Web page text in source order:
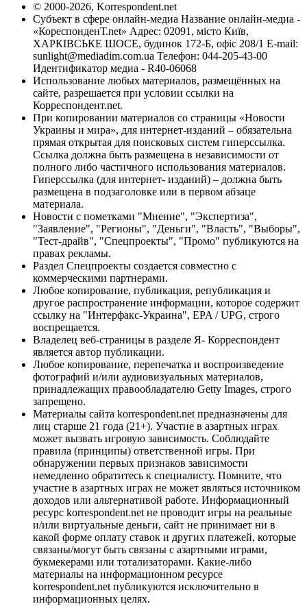
© 2000-2026, Korrespondent.net
Субъект в сфере онлайн-медиа Название онлайн-медиа -
«КореспонденТ.net» Адрес: 02091, місто Київ,
ХАРКІВСЬКЕ ШОСЕ, будинок 172-Б, офіс 208/1 E-mail:
sunlight@mediadim.com.ua Телефон: 044-205-43-00
Идентификатор медиа - R40-06068
Использование любых материалов, размещённых на
сайте, разрешается при условии ссылки на
Корреспондент.net.
При копировании материалов со страницы «Новости
Украины и мира», для интернет-изданий – обязательна
прямая открытая для поисковых систем гиперссылка.
Ссылка должна быть размещена в независимости от
полного либо частичного использования материалов.
Гиперссылка (для интернет- изданий) – должна быть
размещена в подзаголовке или в первом абзаце
материала.
Новости с пометками "Мнение", "Экспертиза",
"Заявление", "Регионы", "Деньги", "Власть", "Выборы",
"Тест-драйв", "Спецпроекты", "Промо" публикуются на
правах рекламы.
Раздел Спецпроекты создается совместно с
коммерческими партнерами.
Любое копирование, публикация, републикация и
другое распространение информации, которое содержит
ссылку на "Интерфакс-Украина", EPA / UPG, строго
воспрещается.
Владелец веб-страницы в разделе Я- Корреспондент
является автор публикации.
Любое копирование, перепечатка и воспроизведение
фотографий и/или аудиовизуальных материалов,
принадлежащих правообладателю Getty Images, строго
запрещено.
Материалы сайта korrespondent.net предназначены для
лиц старше 21 года (21+). Участие в азартных играх
может вызвать игровую зависимость. Соблюдайте
правила (принципы) ответственной игры. При
обнаружении первых признаков зависимости
немедленно обратитесь к специалисту. Помните, что
участие в азартных играх не может являться источником
доходов или альтернативой работе. Информационный
ресурс korrespondent.net не проводит игры на реальные
и/или виртуальные деньги, сайт не принимает ни в
какой форме оплату ставок и других платежей, которые
связаны/могут быть связаны с азартными играми,
букмекерами или тотализаторами. Какие-либо
материалы на информационном ресурсе
korrespondent.net публикуются исключительно в
информационных целях.